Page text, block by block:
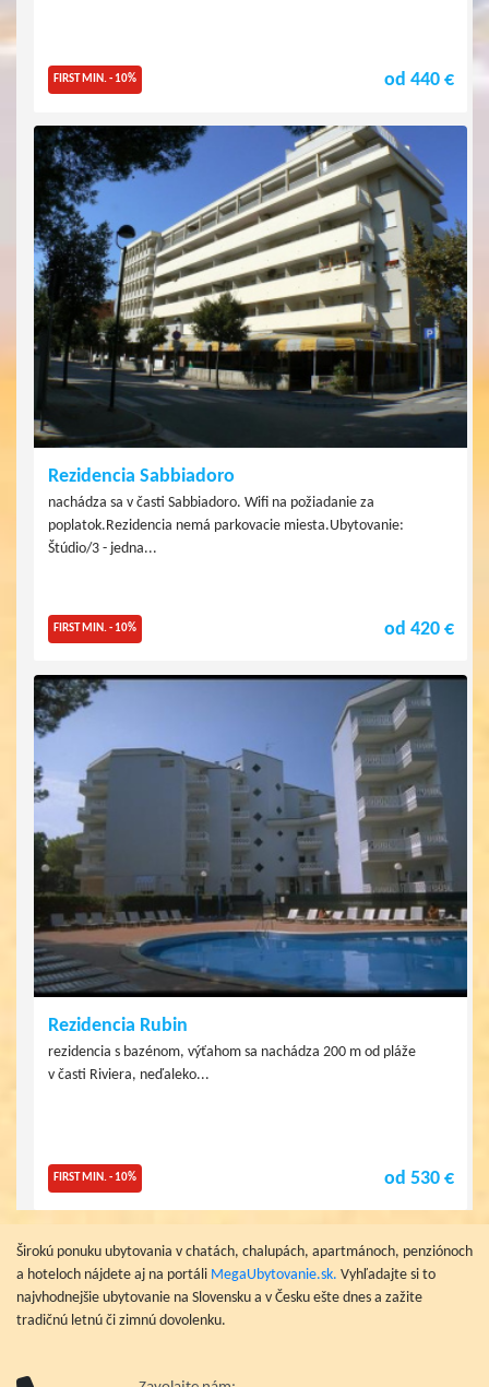
FIRST MIN. - 10% od 440 €
Rezidencia Sabbiadoro
nachádza sa v časti Sabbiadoro. Wifi na požiadanie za
poplatok.Rezidencia nemá parkovacie miesta.Ubytovanie:
Štúdio/3 - jedna...
FIRST MIN. - 10% od 420 €
Rezidencia Rubin
rezidencia s bazénom, výťahom sa nachádza 200 m od pláže
v časti Riviera, neďaleko...
FIRST MIN. - 10% od 530 €
Širokú ponuku ubytovania v chatách, chalupách, apartmánoch, penziónoch
a hoteloch nájdete aj na portáli MegaUbytovanie.sk. Vyhľadajte si to
najvhodnejšie ubytovanie na Slovensku a v Česku ešte dnes a zažite
tradičnú letnú či zimnú dovolenku.